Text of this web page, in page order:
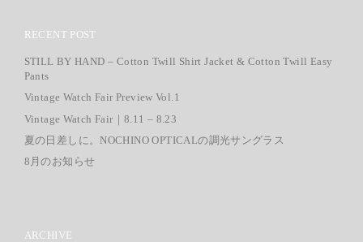
RECENT POST
STILL BY HAND – Cotton Twill Shirt Jacket & Cotton Twill Easy
Pants
Vintage Watch Fair Preview Vol.1
Vintage Watch Fair｜8.11 – 8.23
夏の日差しに。NOCHINO OPTICALの調光サングラス
8月のお知らせ
ARCHIVE